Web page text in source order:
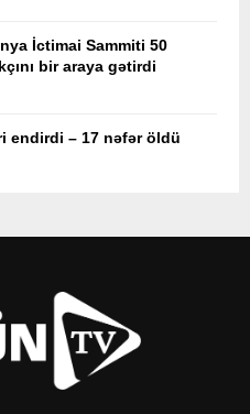
İctimai Sammiti 50
bir araya gətirdi
endirdi – 17 nəfər öldü